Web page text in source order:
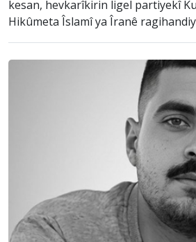
kesan, hevkarîkirin ligel partiyekî
Hikûmeta Îslamî ya Îranê